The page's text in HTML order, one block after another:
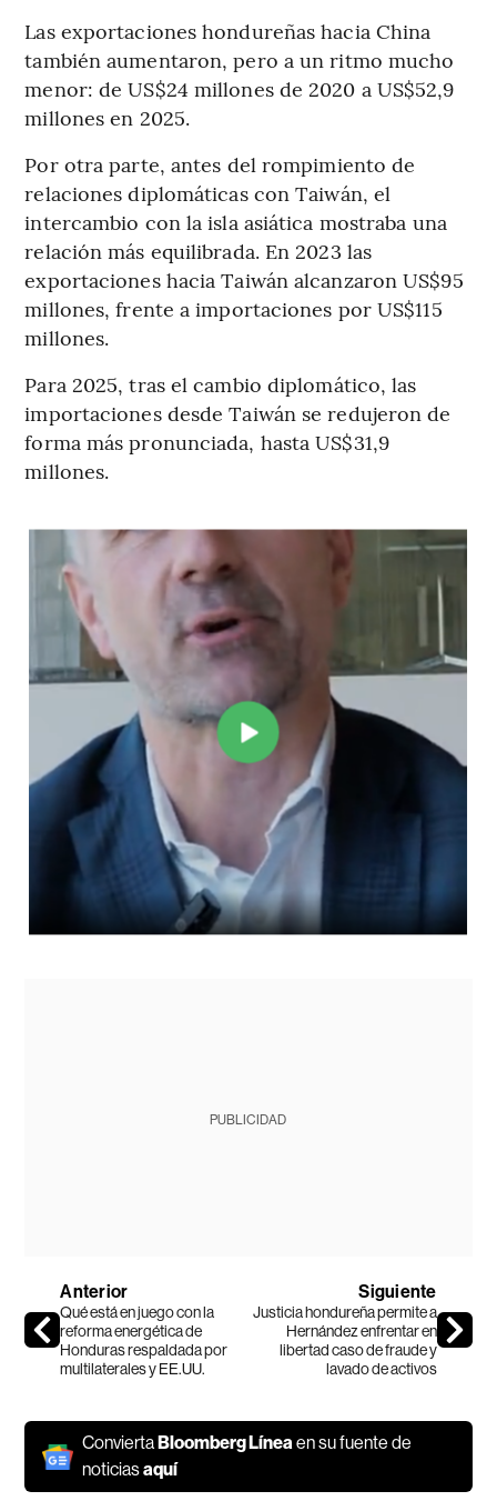
Las exportaciones hondureñas hacia China
también aumentaron, pero a un ritmo mucho
menor: de US$24 millones de 2020 a US$52,9
millones en 2025.
Por otra parte, antes del rompimiento de
relaciones diplomáticas con Taiwán, el
intercambio con la isla asiática mostraba una
relación más equilibrada. En 2023 las
exportaciones hacia Taiwán alcanzaron US$95
millones, frente a importaciones por US$115
millones.
Para 2025, tras el cambio diplomático, las
importaciones desde Taiwán se redujeron de
forma más pronunciada, hasta US$31,9
millones.
PUBLICIDAD
Anterior
Qué está en juego con la
reforma energética de
Honduras respaldada por
multilaterales y EE.UU.
Siguiente
Justicia hondureña permite a
Hernández enfrentar en
libertad caso de fraude y
lavado de activos
Convierta Bloomberg Líneaen su fuente de
noticiasaquí